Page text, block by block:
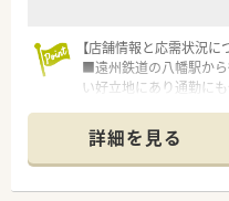
≪ こんな方におすす
■調剤薬局のご経験が
■１人薬剤師などは避け
■今後のライフイベント
を求める方
【店舗情報と応需状況に
■遠州鉄道の八幡駅か
い好立地にあり通勤にも
60枚ほどですので、調
です。
■薬剤師は常勤2名とパ
密に連携しながら対応
詳細を見る